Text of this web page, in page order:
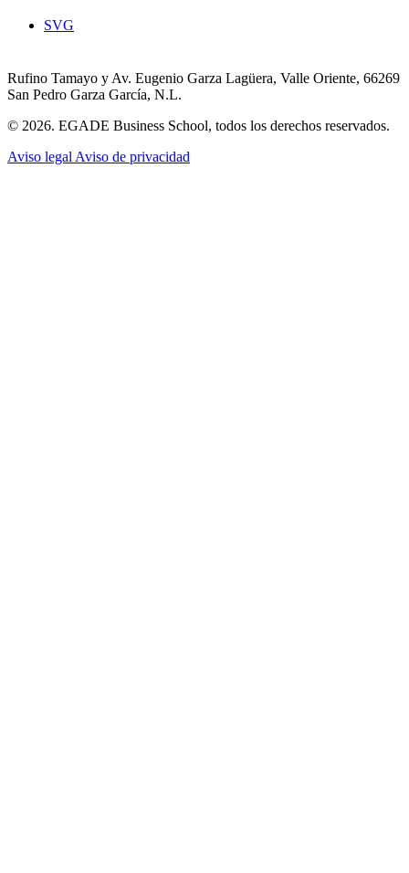
SVG
Rufino Tamayo y Av. Eugenio Garza Lagüera, Valle Oriente, 66269
San Pedro Garza García, N.L.
© 2026. EGADE Business School, todos los derechos reservados.
Aviso legal Aviso de privacidad